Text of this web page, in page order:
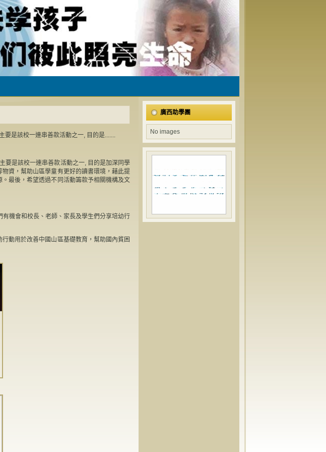
要是該校一連串善款活動之一, 目的是.......
要是該校一連串善款活動之一, 目的是加深同學
資，幫助山區學童有更好的讀書環境，藉此提
最後，希望透過不同活動籌款予相關機構及文
機會和校長、老師、家長及學生們分享培幼行
動用於改善中國山區基礎教育，幫助國內貧困
廣西助學團
No images